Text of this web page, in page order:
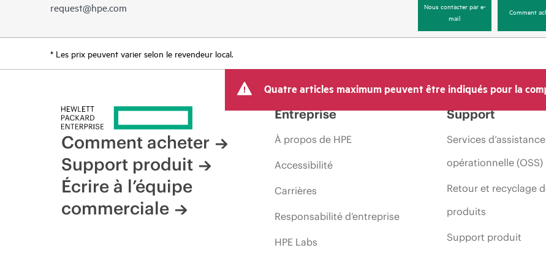
request@hpe.com
Nous contacter par e-
mail
Comment
* Les prix peuvent varier selon le revendeur local.
Quatre articles maximum peuvent être indiqués pour la
Comment acheter
Support produit
Écrire à l’équipe
commerciale
Entreprise
À propos de HPE
Accessibilité
Carrières
Responsabilité d’entreprise
HPE Labs
Support
Services d’assistance
opérationnelle (OSS)
Retour et recyclage
produits
Support produit